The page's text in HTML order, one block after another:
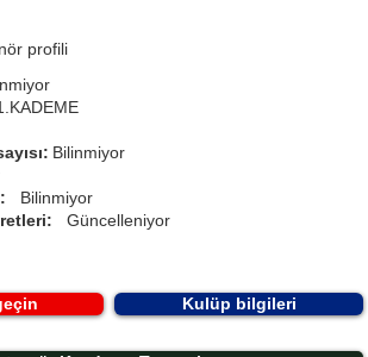
profili
Bilinmiyor
Bilinmiyor
Güncelleniyor
Kulüp bilgileri